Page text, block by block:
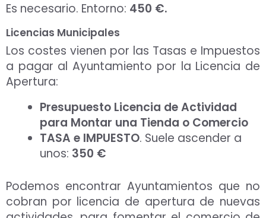
Es necesario. Entorno: 450 €.
Licencias Municipales
Los costes vienen por las Tasas e Impuestos
a pagar al Ayuntamiento por la Licencia de
Apertura:
Presupuesto Licencia de Actividad
para Montar una Tienda o Comercio
TASA e IMPUESTO. Suele ascender a
unos: 350 €
Podemos encontrar Ayuntamientos que no
cobran por licencia de apertura de nuevas